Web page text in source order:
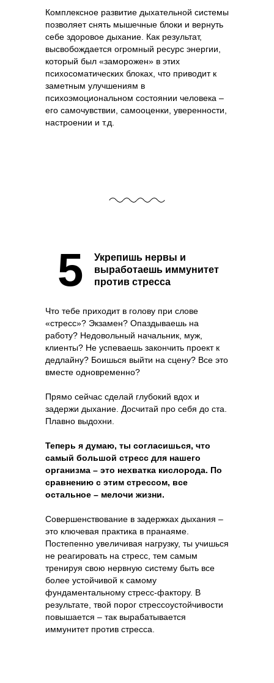
Комплексное развитие дыхательной системы
позволяет снять мышечные блоки и вернуть
себе здоровое дыхание. Как результат,
высвобождается огромный ресурс энергии,
который был «заморожен» в этих
психосоматических блоках, что приводит к
заметным улучшениям в
психоэмоциональном состоянии человека –
его самочувствии, самооценки, уверенности,
настроении и т.д.
Что тебе приходит в голову при слове
«стресс»? Экзамен? Опаздываешь на
работу? Недовольный начальник, муж,
клиенты? Не успеваешь закончить проект к
дедлайну? Боишься выйти на сцену? Все это
вместе одновременно?
Прямо сейчас сделай глубокий вдох и
задержи дыхание. Досчитай про себя до ста.
Плавно выдохни.
Теперь я думаю, ты согласишься, что
самый большой стресс для нашего
организма – это нехватка кислорода. По
сравнению с этим стрессом, все
остальное – мелочи жизни.
Совершенствование в задержках дыхания –
это ключевая практика в пранаяме.
Постепенно увеличивая нагрузку, ты учишься
не реагировать на стресс, тем самым
тренируя свою нервную систему быть все
более устойчивой к самому
фундаментальному стресс-фактору. В
результате, твой порог стрессоустойчивости
повышается – так вырабатывается
иммунитет против стресса.
Укрепишь нервы и
выработаешь иммунитет
против стресса
5